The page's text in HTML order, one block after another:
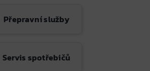
Přepravní služby
Servis spotřebičů